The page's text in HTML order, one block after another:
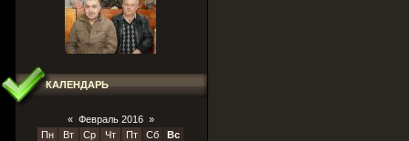
КАЛЕНДАРЬ
« Февраль 2016 »
Пн
Вт Ср Чт Пт Сб
Вс